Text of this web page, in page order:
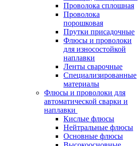
Проволока сплошная
Проволока
порошковая
Прутки присадочные
Флюсы и проволоки
для износостойкой
наплавки
Ленты сварочные
Специализированные
материалы
Флюсы и проволоки для
автоматической сварки и
наплавки
Кислые флюсы
Нейтральные флюсы
Основные флюсы